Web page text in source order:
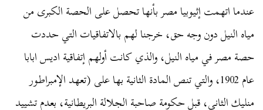
عندما اتهمت إثيوبيا مصر بأنها تحصل على الحصة الكبرى من
مياه النيل دون وجه حق، خرجنا لهم بالاتفاقيات التي حددت
حصة مصر في مياه النيل، والذي كانت أولهم إتفاقية اديس ابابا
عام 1902، والتي تنص المادة الثانية بها على (
تعهد الإمبراطور
منليك الثانى، قبل حكومة صاحبة الجلالة البريطانية، بعدم تشييد